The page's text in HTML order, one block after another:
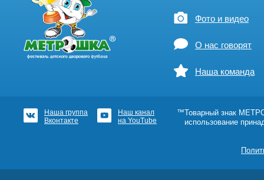
Фото и видео
О нас говорят
Наша команда
Наша группа
Вконтакте
Наш канал
на YouTube
™Товарный знак
использование